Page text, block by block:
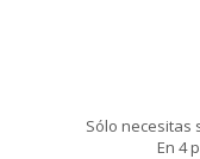
Sólo necesitas
En 4